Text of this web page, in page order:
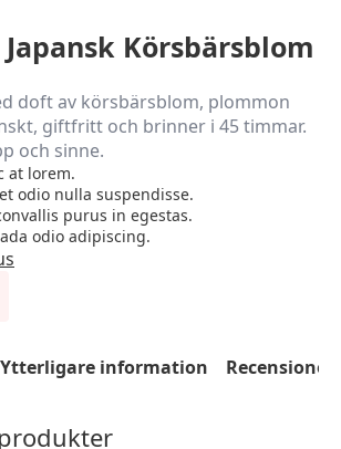
Körsbärsblom
doft av körsbärsblom, plommon
giftfritt och brinner i 45 timmar.
och sinne.
at lorem.
odio nulla suspendisse.
purus in egestas.
odio adipiscing.
Ytterligare information Recensioner